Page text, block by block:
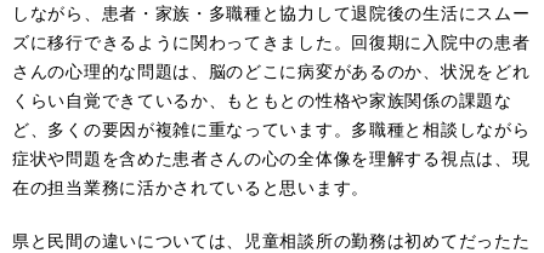
しながら、患者・家族・多職種と協力して退院後の生活にスムー
ズに移行できるように関わってきました。回復期に入院中の患者
さんの心理的な問題は、脳のどこに病変があるのか、状況をどれ
くらい自覚できているか、もともとの性格や家族関係の課題な
ど、多くの要因が複雑に重なっています。多職種と相談しながら
症状や問題を含めた患者さんの心の全体像を理解する視点は、現
在の担当業務に活かされていると思います。
県と民間の違いについては、児童相談所の勤務は初めてだったた